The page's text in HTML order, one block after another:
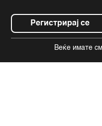
Регистрирај се
Веќе имате